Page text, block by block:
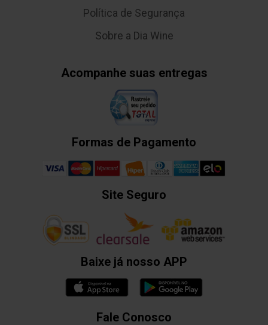
Política de Segurança
Sobre a Dia Wine
Acompanhe suas entregas
Formas de Pagamento
Site Seguro
Baixe já nosso APP
Fale Conosco